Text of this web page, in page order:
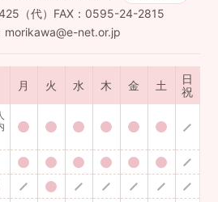
（代）FAX：0595-24-2815
morikawa@e-net.or.jp
月 火 水 木 金 土
日
祝